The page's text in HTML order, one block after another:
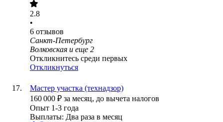
2.8
•
6 отзывов
Санкт-Петербург
Волковская и еще 2
Откликнитесь среди первых
Откликнуться
Мастер участка (технадзор)
160 000 ₽ за месяц, до вычета налогов
Опыт 1-3 года
Выплаты: Два раза в месяц